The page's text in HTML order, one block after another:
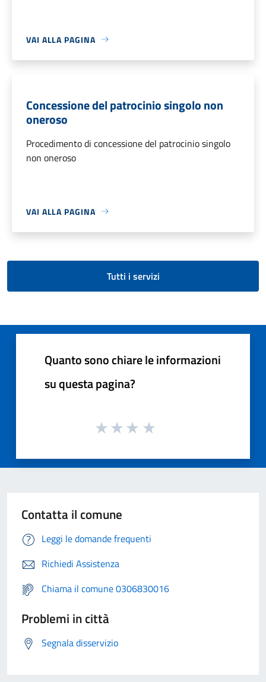
VAI ALLA PAGINA
Concessione del patrocinio singolo non
oneroso
Procedimento di concessione del patrocinio singolo
non oneroso
VAI ALLA PAGINA
Tutti i servizi
Quanto sono chiare le informazioni
su questa pagina?
Contatta il comune
Leggi le domande frequenti
Richiedi Assistenza
Chiama il comune 0306830016
Problemi in città
Segnala disservizio